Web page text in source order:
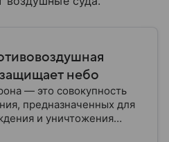
небо
— это совокупность
предназначенных для
и уничтожения
Современные